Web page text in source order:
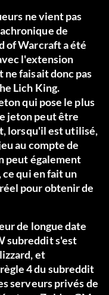
ne vient pas
de
of Warcraft a été
l'extension
ne faisait donc pas
Lich King.
qui pose le plus
jeton peut être
lorsqu'il est utilisé,
au compte de
peut également
qui en fait un
pour obtenir de
de longue date
subreddits'est
et
4 du subreddit
serveurs privés de